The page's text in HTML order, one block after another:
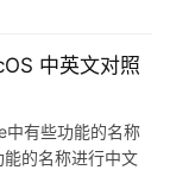
中英文对照
中有些功能的名称
的名称进行中文